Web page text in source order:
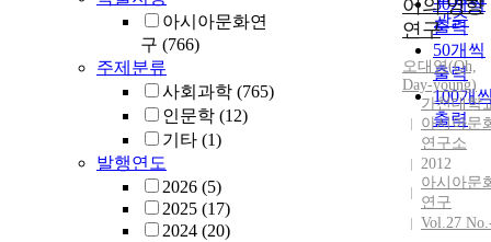
아시아문화연
구 (766)
주제분류
사회과학 (765)
인문학 (12)
기타 (1)
발행연도
2026 (5)
2025 (17)
2024 (20)
관순
30개씩
출력
50개씩
출력
100개
출력
어의 영향
연구
오대영(Oh,
Day-young)
가천대학
아시아문
연구소
2012
아시아문
연구
Vol.27